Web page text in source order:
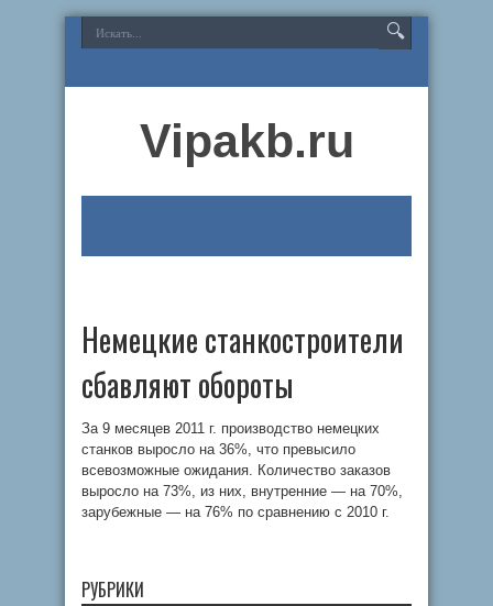
Vipakb.ru
Немецкие станкостроители
сбавляют обороты
За 9 месяцев 2011 г. производство немецких
станков выросло на 36%, что превысило
всевозможные ожидания. Количество заказов
выросло на 73%, из них, внутренние — на 70%,
зарубежные — на 76% по сравнению с 2010 г.
РУБРИКИ